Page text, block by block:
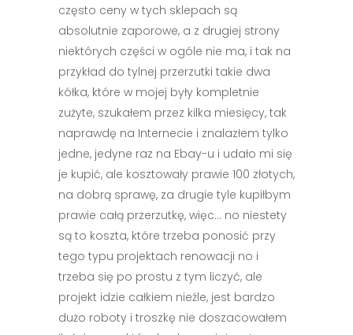
często ceny w tych sklepach są
absolutnie zaporowe, a z drugiej strony
niektórych części w ogóle nie ma, i tak na
przykład do tylnej przerzutki takie dwa
kółka, które w mojej były kompletnie
zużyte, szukałem przez kilka miesięcy, tak
naprawdę na Internecie i znalazłem tylko
jedne, jedyne raz na Ebay-u i udało mi się
je kupić, ale kosztowały prawie 100 złotych,
na dobrą sprawę, za drugie tyle kupiłbym
prawie całą przerzutkę, więc… no niestety
są to koszta, które trzeba ponosić przy
tego typu projektach renowacji no i
trzeba się po prostu z tym liczyć, ale
projekt idzie całkiem nieźle, jest bardzo
dużo roboty i troszkę nie doszacowałem